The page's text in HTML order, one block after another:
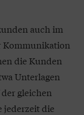
auch im
Kommunikation
die Kunden
Unterlagen
gleichen
jederzeit die